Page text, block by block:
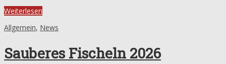
Weiterlesen
Allgemein, News
Sauberes Fischeln 2026